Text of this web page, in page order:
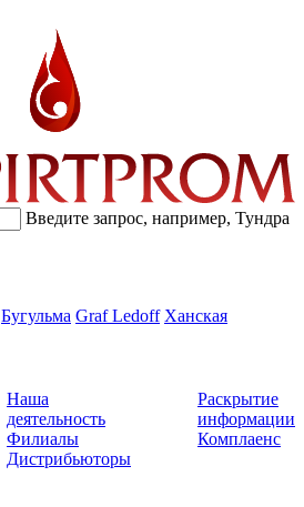
Введите запрос, например, Тундра
Бугульма Graf Ledoff Ханская
Наша
деятельность
Филиалы
Дистрибьюторы
Раскрытие
информации
Комплаенс